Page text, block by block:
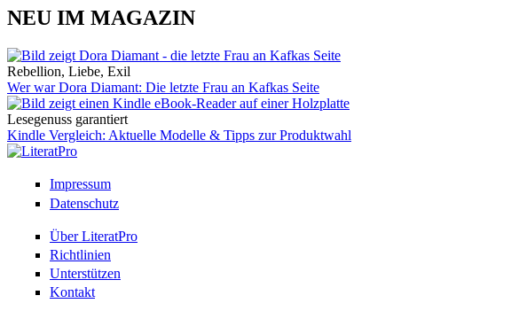
NEU IM MAGAZIN
Rebellion, Liebe, Exil
Wer war Dora Diamant: Die letzte Frau an Kafkas Seite
Lesegenuss garantiert
Kindle Vergleich: Aktuelle Modelle & Tipps zur Produktwahl
Impressum
Datenschutz
Über LiteratPro
Richtlinien
Unterstützen
Kontakt